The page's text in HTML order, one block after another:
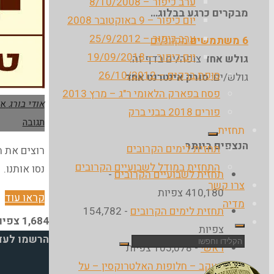
יום כיפור – 9 באוקטובר 2008
ערב כיפור – 25/9/2012
יום כיפור – 19/09/2018
סופת ברקים – 26/10/2012
פסח בפארק הלאומי ר"ג – מרץ 2013
פורים 2018 בבני ברק
תחזית
תחזית לימים הקרובים
התחזית במודל לשבועיים הקרובים
צרו קשר
מדיה
חפש
את:
אודי בורג
תגובה
רוצים את
נסו אותנו.
קראו עוד
1,684 צפיות
מבקרים כרגע בבלוג…
6 משתמשים
מקוונ/ים
גולש אחד צופה/ים בדף זה.
גולש/ים:סורק אינטרנט אחד
הנצפים ביותר
תחזית לשבועיים הקרובים-
410,180 צפיות
תחזית לימים הקרובים
- 154,782
צפיות
ראשי- 105,078 צפיות
מעקב – חלופות האלטרוקסין – על
הרשמו